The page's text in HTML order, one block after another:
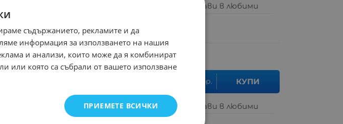
Капацитет:
-
Добави в любими
6V
2.30 € / 4.50 лв.
бр. КУПИ
Добави в любими
съдържанието, рекламите и да
информация за използването на нашия
и анализи, които може да я комбинират
или която са събрали от вашето използване
ПРИЕМЕТЕ ВСИЧКИ